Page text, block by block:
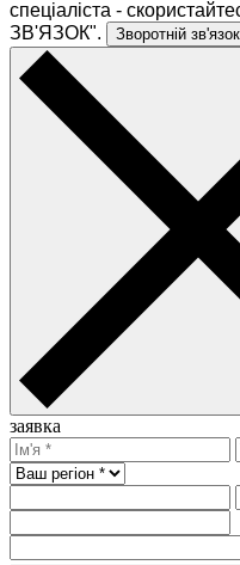
спеціаліста -
ЗВ'ЯЗОК".
Зворотній зв'язок
заявка